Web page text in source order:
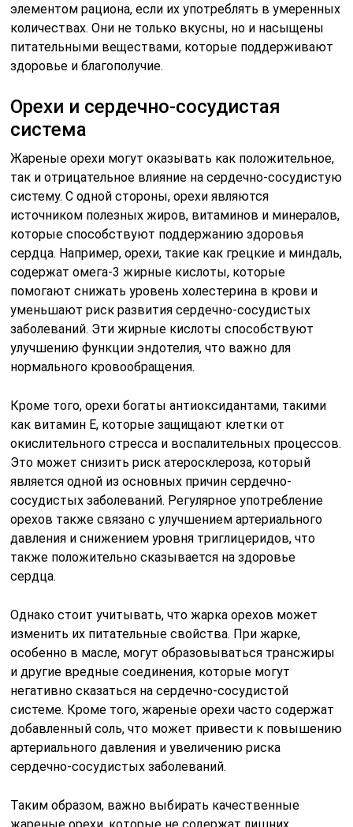
элементом рациона, если их употреблять в умеренных
количествах. Они не только вкусны, но и насыщены
питательными веществами, которые поддерживают
здоровье и благополучие.
Орехи и сердечно-сосудистая
система
Жареные орехи могут оказывать как положительное,
так и отрицательное влияние на сердечно-сосудистую
систему. С одной стороны, орехи являются
источником полезных жиров, витаминов и минералов,
которые способствуют поддержанию здоровья
сердца. Например, орехи, такие как грецкие и миндаль,
содержат омега-3 жирные кислоты, которые
помогают снижать уровень холестерина в крови и
уменьшают риск развития сердечно-сосудистых
заболеваний. Эти жирные кислоты способствуют
улучшению функции эндотелия, что важно для
нормального кровообращения.
Кроме того, орехи богаты антиоксидантами, такими
как витамин Е, которые защищают клетки от
окислительного стресса и воспалительных процессов.
Это может снизить риск атеросклероза, который
является одной из основных причин сердечно-
сосудистых заболеваний. Регулярное употребление
орехов также связано с улучшением артериального
давления и снижением уровня триглицеридов, что
также положительно сказывается на здоровье
сердца.
Однако стоит учитывать, что жарка орехов может
изменить их питательные свойства. При жарке,
особенно в масле, могут образовываться трансжиры
и другие вредные соединения, которые могут
негативно сказаться на сердечно-сосудистой
системе. Кроме того, жареные орехи часто содержат
добавленный соль, что может привести к повышению
артериального давления и увеличению риска
сердечно-сосудистых заболеваний.
Таким образом, важно выбирать качественные